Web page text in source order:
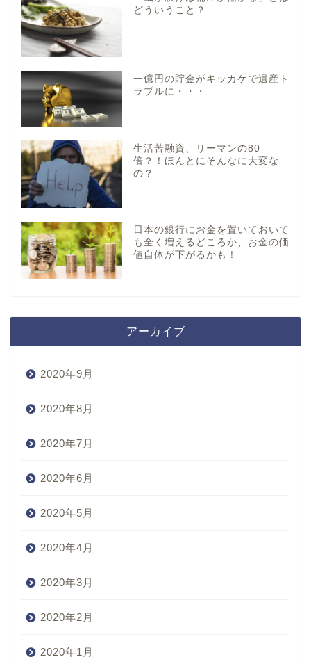
どういうこと？
一億円の貯金がキッカケで遺産ト
ラブルに・・・
生活苦融資、リーマンの80
倍？！ほんとにそんなに大変な
の？
日本の銀行にお金を置いておいて
も全く増えるどころか、お金の価
値自体が下がるかも！
アーカイブ
2020年9月
2020年8月
2020年7月
2020年6月
2020年5月
2020年4月
2020年3月
2020年2月
2020年1月